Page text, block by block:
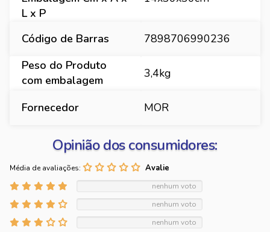
L x P
Código de Barras
7898706990236
Peso do Produto
com embalagem
3,4kg
Fornecedor MOR
Opinião dos consumidores:
Média de avaliações:
nenhum voto
nenhum voto
nenhum voto